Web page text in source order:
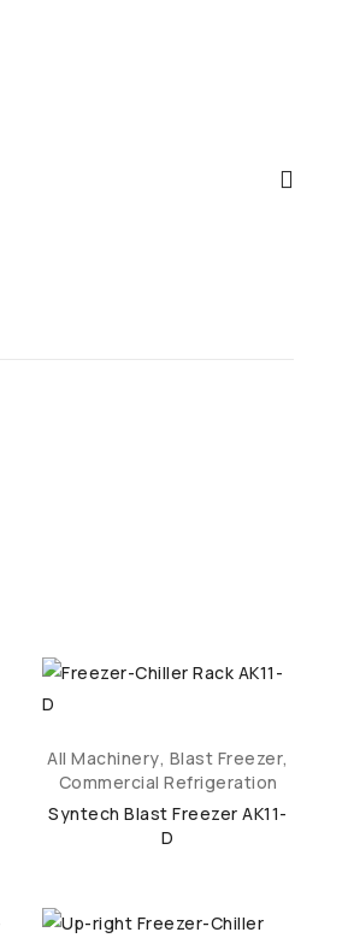
All Machinery, Blast Freezer,
Commercial Refrigeration
Syntech Blast Freezer AK11-
D